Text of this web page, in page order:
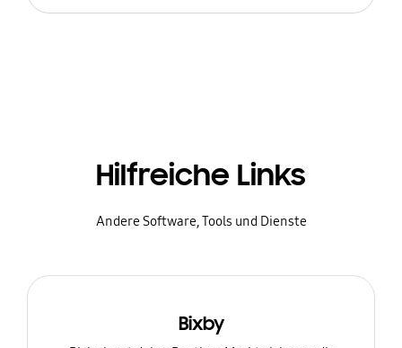
Hilfreiche Links
Andere Software, Tools und Dienste
Bixby